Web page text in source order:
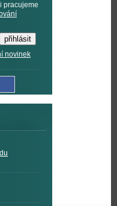
pracujeme
novinek